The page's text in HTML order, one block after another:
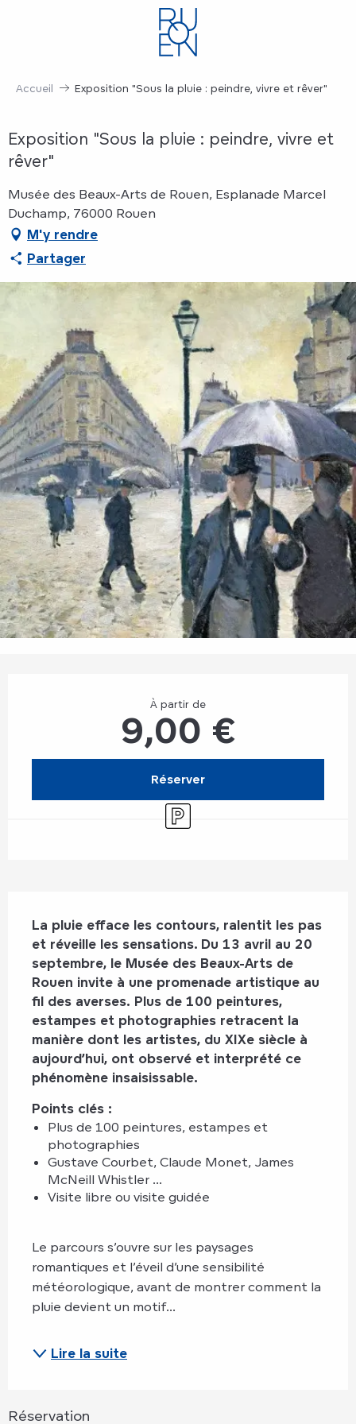
Accueil Exposition "Sous la pluie : peindre, vivre et rêver"
Exposition "Sous la pluie : peindre, vivre et
rêver"
Musée des Beaux-Arts de Rouen, Esplanade Marcel
Duchamp, 76000 Rouen
M'y rendre
Partager
À partir de
9,00 €
Réserver
Parking
La pluie efface les contours, ralentit les pas
et réveille les sensations. Du 13 avril au 20
septembre, le Musée des Beaux-Arts de
Rouen invite à une promenade artistique au
fil des averses. Plus de 100 peintures,
estampes et photographies retracent la
manière dont les artistes, du XIXe siècle à
aujourd’hui, ont observé et interprété ce
phénomène insaisissable.
Points clés :
Plus de 100 peintures, estampes et
photographies
Gustave Courbet, Claude Monet, James
McNeill Whistler ...
Visite libre ou visite guidée
Le parcours s’ouvre sur les paysages
romantiques et l’éveil d’une sensibilité
météorologique, avant de montrer comment la
pluie devient un motif...
Lire la suite
Réservation